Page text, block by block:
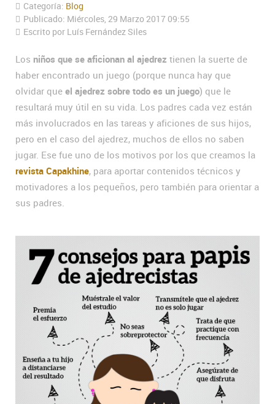
Categoría: Blog
Publicado: Miércoles, 29 Marzo 2017 09:55
Escrito por Luís Fernández Siles
Los niños que se aficionan al ajedrez tienen la suerte de
haber encontrado un juego (porque nunca hay que
olvidar que el ajedrez sobre todo es un juego) que le
resultará muy útil en su vida. Los padres cada vez están
más involucrados en las tareas y aficiones de sus hijos,
pero en el caso del ajedrez, muchos de ellos no saben
jugar. Ese fue uno de los motivos por los que creamos la
revista Capakhine, para aportar contenidos técnicos y
motivadores a los pequeños, pero también para orientar a
sus padres.